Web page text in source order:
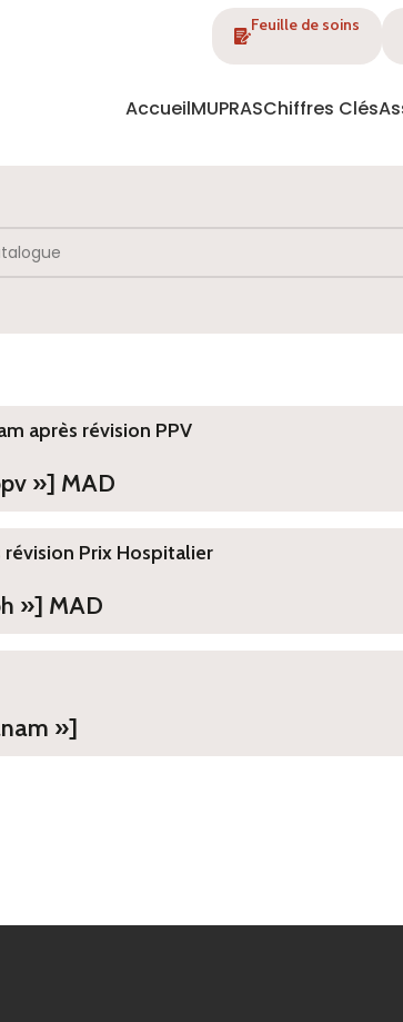
Feuille de soins
AccueilMUPRASChiffres Clés
après révision PPV
»] MAD
Prix Hospitalier
»] MAD
»]